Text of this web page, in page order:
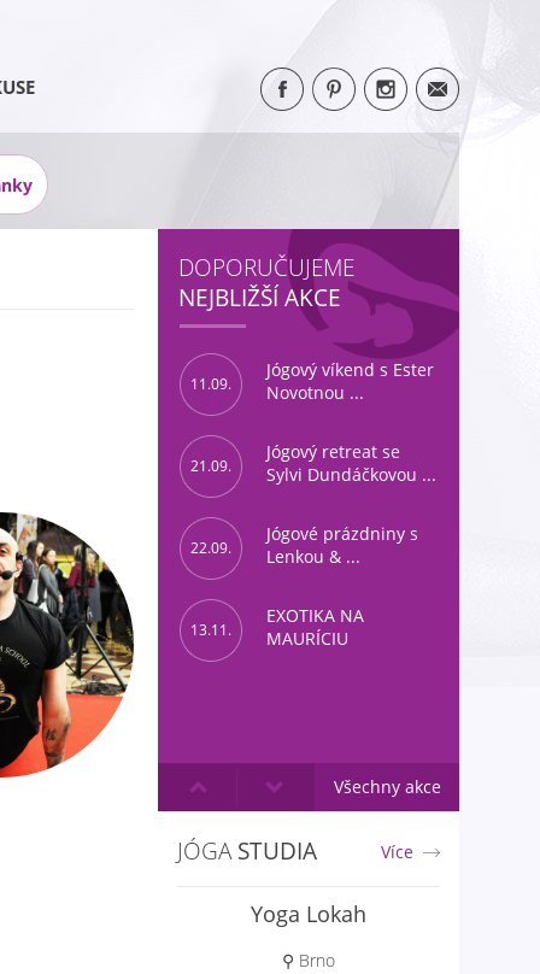
DOPORUČUJEME
NEJBLIŽŠÍ AKCE
11.09.
Jógový víkend s Ester
Novotnou ...
21.09.
Jógový retreat se
Sylvi Dundáčkovou ...
22.09.
Jógové prázdniny s
Lenkou & ...
13.11.
EXOTIKA NA
MAURÍCIU
Všechny akce
JÓGASTUDIA Více
Yoga Lokah
⚲ Brno